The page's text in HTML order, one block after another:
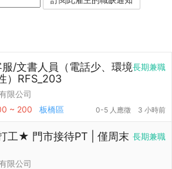
長期兼職
/文書人員（電話少、環境
）RFS_203
限公司
~ 200 板橋區 0-5 人應徵 3 小時前
長期兼職
工★ 門市接待PT | 僅周末
限公司